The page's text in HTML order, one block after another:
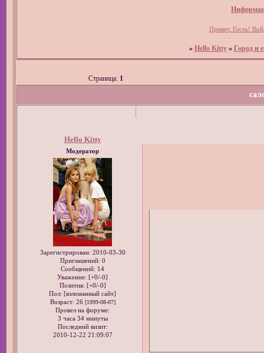
Привет, Гость!
» Hello Kitty » Город и
Страница: 1
Hello Kitty
Модератор
Зарегистрирован: 2010-03-30
Приглашений: 0
Сообщений: 14
Уважение: [+0/-0]
Позитив: [+0/-0]
Пол: [взломанный сайт]
Возраст: 26 [1999-08-07]
Провел на форуме:
3 часа 34 минуты
Последний визит:
2010-12-22 21:09:07